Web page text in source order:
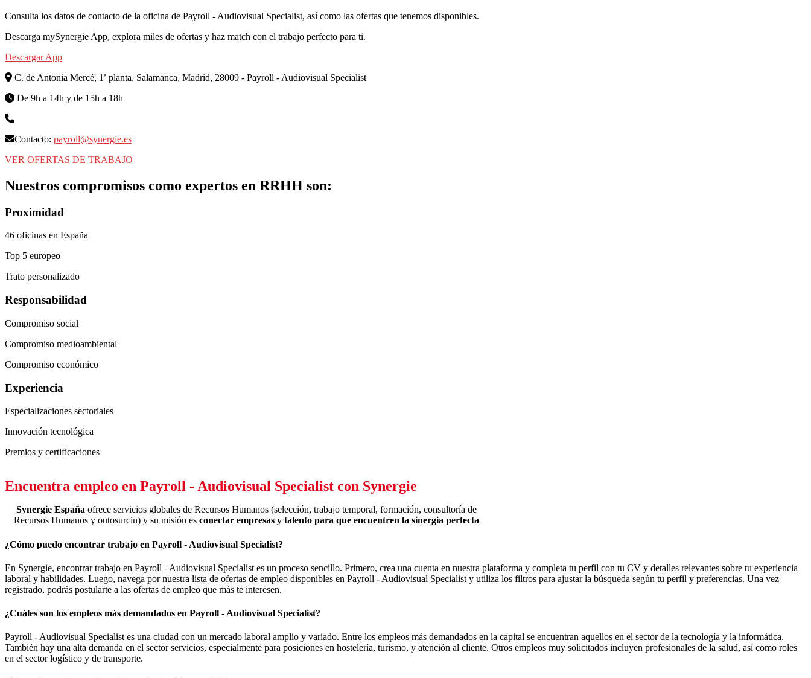
Consulta los datos de contacto de la oficina de Payroll - Audiovisual Specialist, así como las ofertas que tenemos disponibles.
Descarga mySynergie App, explora miles de ofertas y haz match con el trabajo perfecto para ti.
Descargar App
C. de Antonia Mercé, 1ª planta, Salamanca, Madrid, 28009 - Payroll - Audiovisual Specialist
De 9h a 14h y de 15h a 18h
Contacto: payroll@synergie.es
VER OFERTAS DE TRABAJO
Nuestros compromisos como expertos en RRHH son:
Proximidad
46 oficinas en España
Top 5 europeo
Trato personalizado
Responsabilidad
Compromiso social
Compromiso medioambiental
Compromiso económico
Experiencia
Especializaciones sectoriales
Innovación tecnológica
Premios y certificaciones
Encuentra empleo en Payroll - Audiovisual Specialist con Synergie
Synergie España ofrece servicios globales de Recursos Humanos (selección, trabajo temporal, formación, consultoría de
Recursos Humanos y outosurcin) y su misión es conectar empresas y talento para que encuentren la sinergia perfecta
¿Cómo puedo encontrar trabajo en Payroll - Audiovisual Specialist?
En Synergie, encontrar trabajo en Payroll - Audiovisual Specialist es un proceso sencillo. Primero, crea una cuenta en nuestra plataforma y completa tu perfil con tu CV y detalles relevantes sobre tu experiencia
laboral y habilidades. Luego, navega por nuestra lista de ofertas de empleo disponibles en Payroll - Audiovisual Specialist y utiliza los filtros para ajustar la búsqueda según tu perfil y preferencias. Una vez
registrado, podrás postularte a las ofertas de empleo que más te interesen.
¿Cuáles son los empleos más demandados en Payroll - Audiovisual Specialist?
Payroll - Audiovisual Specialist es una ciudad con un mercado laboral amplio y variado. Entre los empleos más demandados en la capital se encuentran aquellos en el sector de la tecnología y la informática.
También hay una alta demanda en el sector servicios, especialmente para posiciones en hostelería, turismo, y atención al cliente. Otros empleos muy solicitados incluyen profesionales de la salud, así como roles
en el sector logístico y de transporte.